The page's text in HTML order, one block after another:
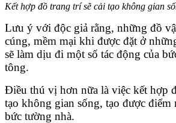
Kết hợp đồ trang trí sẽ cải tạo không gian
Lưu ý với độc giả rằng, những đồ
cúng, mềm mại khi được đặt ở
sẽ làm dịu đi một số tác động của
tông.
Điều thú vị hơn nữa là việc kết hợp
tạo không gian sống, tạo được điểm
bức tường nhà.